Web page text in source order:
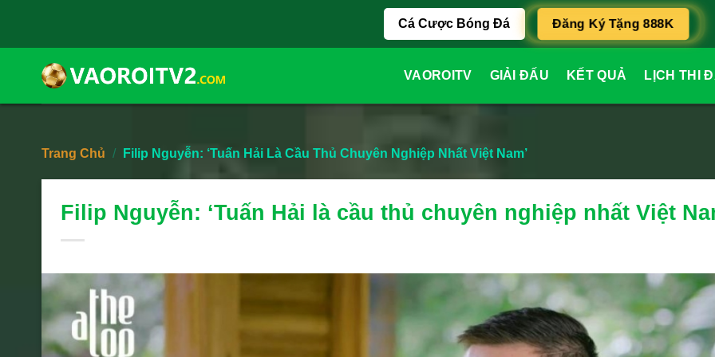
content
Cá Cược Bóng Đá Đăng Ký Tặng 888K
VAOROITV GIẢI ĐẤU KẾT QUẢ LỊCH THI
Trang Chủ / Filip Nguyễn: ‘Tuấn Hải Là Cầu Thủ Chuyên Nghiệp Nhất Việt Nam’
Filip Nguyễn: ‘Tuấn Hải là cầu thủ chuyên nghiệp nhất Việt